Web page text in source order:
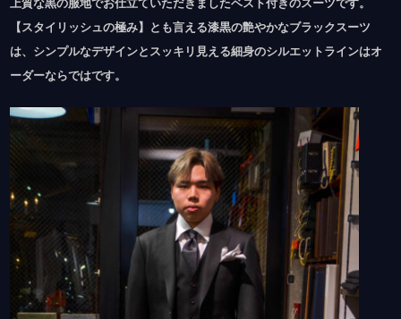
【スタイリッシュの極み】とも言える漆黒の艶やかなブラックスーツ
は、シンプルなデザインとスッキリ見える細身のシルエットラインはオ
ーダーならではです。